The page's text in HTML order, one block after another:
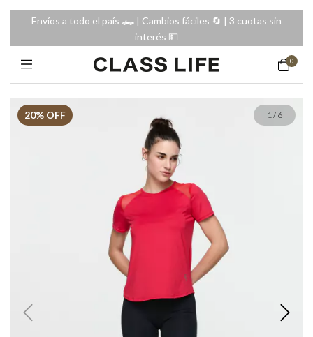
Envíos a todo el país 🛻 | Cambios fáciles 🔄️ | 3 cuotas sin
interés 💵
0
20% OFF 1/ 6